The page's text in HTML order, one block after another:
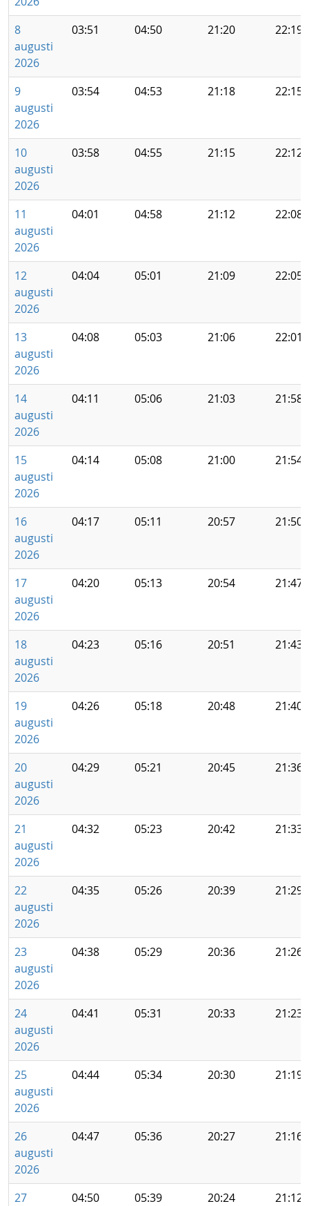
8
augusti
2026
03:51 04:50 21:20 22:19
9
augusti
2026
03:54 04:53 21:18 22:15
10
augusti
2026
03:58 04:55 21:15 22:12
11
augusti
2026
04:01 04:58 21:12 22:08
12
augusti
2026
04:04 05:01 21:09 22:05
13
augusti
2026
04:08 05:03 21:06 22:01
14
augusti
2026
04:11 05:06 21:03 21:58
15
augusti
2026
04:14 05:08 21:00 21:54
16
augusti
2026
04:17 05:11 20:57 21:50
17
augusti
2026
04:20 05:13 20:54 21:47
18
augusti
2026
04:23 05:16 20:51 21:43
19
augusti
2026
04:26 05:18 20:48 21:40
20
augusti
2026
04:29 05:21 20:45 21:36
21
augusti
2026
04:32 05:23 20:42 21:33
22
augusti
2026
04:35 05:26 20:39 21:29
23
augusti
2026
04:38 05:29 20:36 21:26
24
augusti
2026
04:41 05:31 20:33 21:23
25
augusti
2026
04:44 05:34 20:30 21:19
26
augusti
2026
04:47 05:36 20:27 21:16
27
04:50 05:39 20:24 21:12